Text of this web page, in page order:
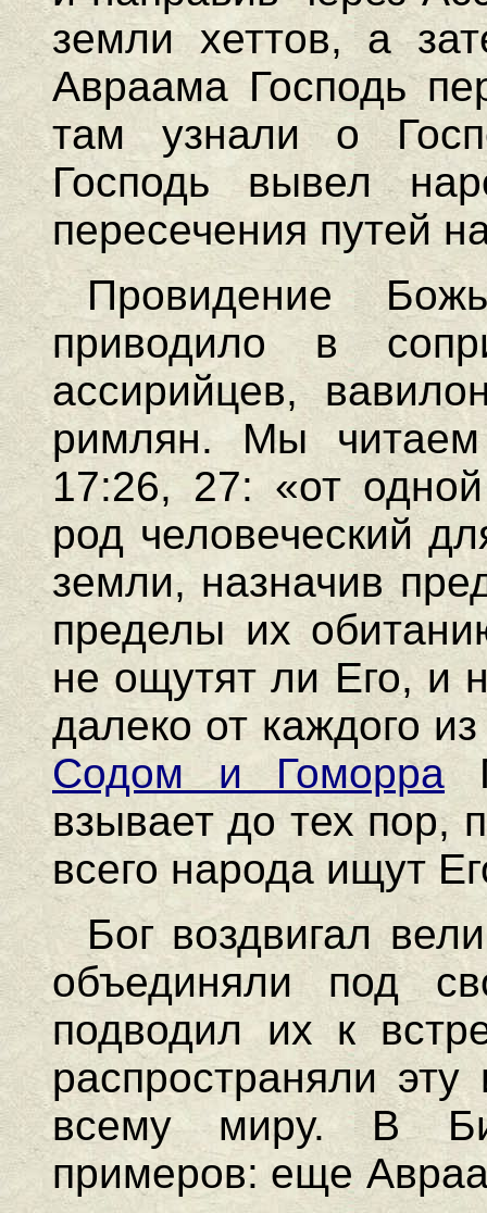
земли хеттов, а
Авраама Господь
там узнали о
Господь вывел
пересечения путей
Провидение
приводило в
ассирийцев,
римлян. Мы
17:26, 27: «от
род человеческий
земли, назначив
пределы их
не ощутят ли Его, и
далеко от каждого
Содом и Гоморра
взывает до тех пор,
всего народа ищут
Бог воздвигал
объединяли под
подводил их к
распространяли
всему миру. В
примеров: еще